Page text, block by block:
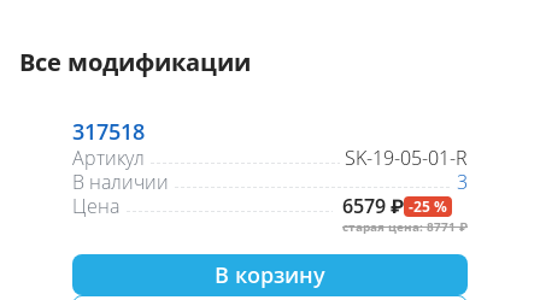
Все модификации
317518
Артикул
SK-19-05-01-R
В наличии
3
Цена
6579 ₽ -25 %
старая цена: 8771 ₽
В корзину